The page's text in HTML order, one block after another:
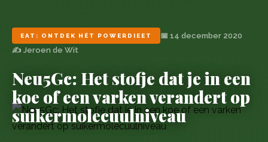
EAT: ONTDEK HÉT POWERDIEET
📅 14 december 2020
✍️ Jeroen de Wit
Neu5Gc: Het stofje dat je in een
koe of een varken verandert op
suikermolecuulniveau